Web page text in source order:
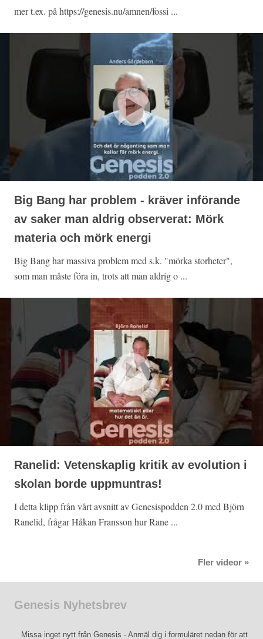
mer t.ex. på https://genesis.nu/amnen/fossi ...
Big Bang har problem - kräver införande
av saker man aldrig observerat: Mörk
materia och mörk energi
Big Bang har massiva problem med s.k. "mörka storheter",
som man måste föra in, trots att man aldrig o ...
Ranelid: Vetenskaplig kritik av evolution i
skolan borde uppmuntras!
I detta klipp från vårt avsnitt av Genesispodden 2.0 med Björn
Ranelid, frågar Håkan Fransson hur Rane ...
Fler videor »
Genesis Nyhetsbrev
Missa inget nytt från Genesis - Anmäl dig i formuläret nedan för att